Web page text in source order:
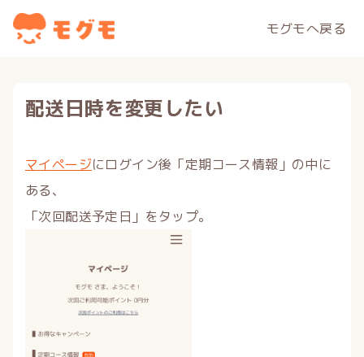
モグモへ戻る
配送日時を変更したい
マイページにログイン後「定期コース情報」の中に
ある、
「次回配送予定日」をタップ。